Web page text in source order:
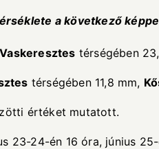
érséklete a következőké
Vaskeresztes térségében
térségében 11,8 mm, Kő
értéket mutatott.
23-24-én 16 óra, június